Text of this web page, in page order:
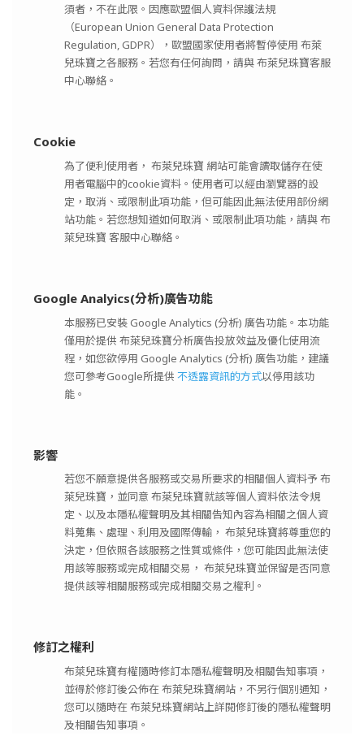
須者，不在此限。因應歐盟個人資料保護法規
（European Union General Data Protection
Regulation, GDPR），歐盟國家使用者將暫停使用 布萊
兒珠寶之各服務。若您有任何詢問，請與 布萊兒珠寶客服
中心聯絡。
Cookie
為了便利使用者， 布萊兒珠寶 網站可能會讀取儲存在使
用者電腦中的cookie資料。使用者可以經由瀏覽器的設
定，取消、或限制此項功能，但可能因此無法使用部份網
站功能。若您想知道如何取消、或限制此項功能，請與 布
萊兒珠寶 客服中心聯絡。
Google Analyics(分析)廣告功能
本服務已安裝 Google Analytics (分析) 廣告功能。本功能
僅用於提供 布萊兒珠寶分析廣告投放效益及優化使用流
程，如您欲停用 Google Analytics (分析) 廣告功能，建議
您可參考Google所提供 不透露資訊的方式以停用該功
能。
影響
若您不願意提供各服務或交易所要求的相關個人資料予 布
萊兒珠寶，並同意 布萊兒珠寶就該等個人資料依法令規
定、以及本隱私權聲明及其相關告知內容為相關之個人資
料蒐集、處理、利用及國際傳輸， 布萊兒珠寶將尊重您的
決定，但依照各該服務之性質或條件，您可能因此無法使
用該等服務或完成相關交易， 布萊兒珠寶並保留是否同意
提供該等相關服務或完成相關交易之權利。
修訂之權利
布萊兒珠寶有權隨時修訂本隱私權聲明及相關告知事項，
並得於修訂後公佈在 布萊兒珠寶網站，不另行個別通知，
您可以隨時在 布萊兒珠寶網站上詳閱修訂後的隱私權聲明
及相關告知事項。